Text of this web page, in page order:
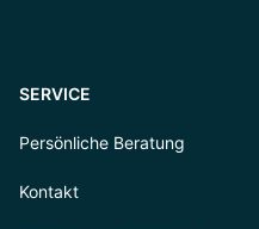
SERVICE
Persönliche Beratung
Kontakt